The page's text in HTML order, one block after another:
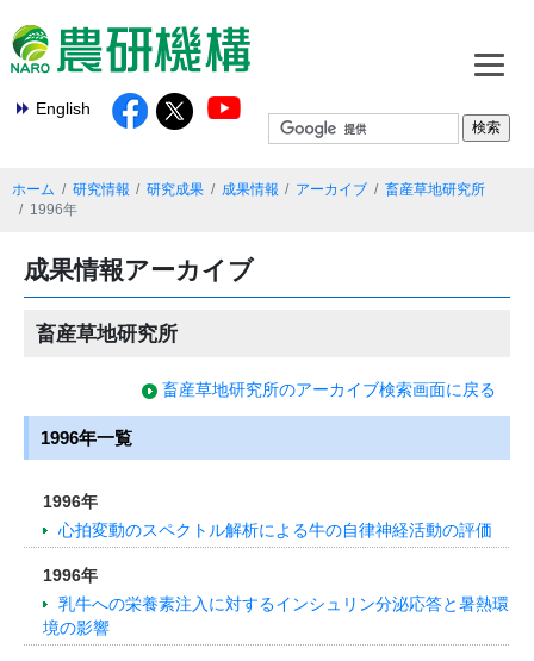
English
ホーム 研究情報 研究成果 成果情報 アーカイブ
畜産草地研究所
1996年
成果情報アーカイブ
畜産草地研究所
畜産草地研究所のアーカイブ検索画面に戻る
1996年一覧
1996年
心拍変動のスペクトル解析による牛の自律神経活動の評価
1996年
乳牛への栄養素注入に対するインシュリン分泌応答と暑熱環
境の影響